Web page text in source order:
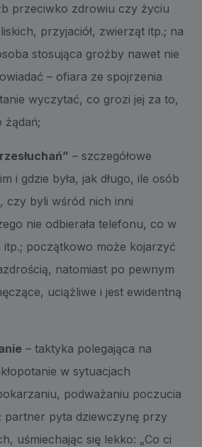
przeciwko zdrowiu czy życiu
przyjaciół, zwierząt itp.; na
stosująca groźby nawet nie
– ofiara ze spojrzenia
wyczytać, co grozi jej za to,
żądań;
– szczegółowe
i gdzie była, jak długo, ile osób
czy byli wśród nich inni
nie odbierała telefonu, co w
itp.; początkowo może kojarzyć
natomiast po pewnym
uciążliwe i jest ewidentną
– taktyka polegająca na
w sytuacjach
podważaniu poczucia
partner pyta dziewczynę przy
uśmiechając się lekko: „Co ci